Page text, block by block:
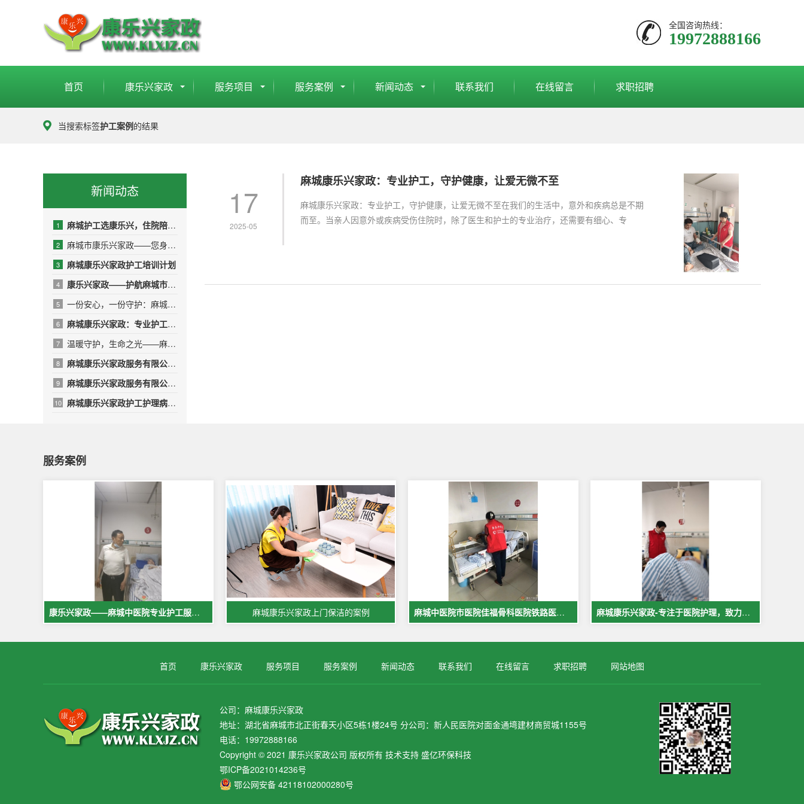
全国咨询热线：
19972888166
首页 康乐兴家政 服务项目 服务案例 新闻动态 联系我们 在线留言 求职招聘
当搜索标签护工案例的结果
新闻动态
1 麻城护工选康乐兴，住院陪护少操心
2 麻城市康乐兴家政——您身边的品质生活管家
3 麻城康乐兴家政护工培训计划
4 康乐兴家政——护航麻城市人民医院，传递温暖与专业
5 一份安心，一份守护：麻城康乐兴家政，用专业与爱心呵护受伤的T
6 麻城康乐兴家政：专业护工，守护健康，让爱无微不至
7 温暖守护，生命之光——麻城康乐兴护工团队的10名“红衣天使”
8 麻城康乐兴家政服务有限公司——用专业与温暖守护生命之光
9 ​麻城康乐兴家政服务有限公司年终绩效总结报告
10 麻城康乐兴家政护工护理病人的日常
17
2025-05
麻城康乐兴家政：专业护工，守护健康，让爱无微不至
麻城康乐兴家政：专业护工，守护健康，让爱无微不至在我们的生活中，意外和疾病总是不期
而至。当亲人因意外或疾病受伤住院时，除了医生和护士的专业治疗，还需要有细心、专
服务案例
康乐兴家政——麻城中医院专业护工服务，让爱与专业同行 麻城康乐兴家政上门保洁的案例 麻城中医院市医院佳福骨科医院铁路医院护工案例展示 麻城康乐兴家政-专注于医院护理，致力于打造全麻城优质护工护理
首页 康乐兴家政 服务项目 服务案例 新闻动态 联系我们 在线留言 求职招聘 网站地图
公司：麻城康乐兴家政
地址：湖北省麻城市北正街春天小区5栋1楼24号 分公司：新人民医院对面金通塆建材商贸城1155号
电话：19972888166
Copyright © 2021 康乐兴家政公司 版权所有 技术支持 盛亿环保科技
鄂ICP备2021014236号
鄂公网安备 42118102000280号